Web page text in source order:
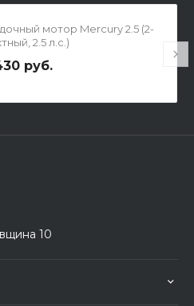
мотор Mercury 2.5 (2-
2.5 л.с.)
руб.
10